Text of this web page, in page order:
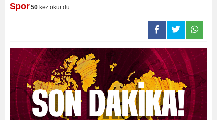
Spor 50 kez okundu.